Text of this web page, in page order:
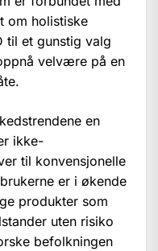
om holistiske
til et gunstig valg
velvære på en
en
ikke-
til konvensjonelle
er i økende
produkter som
uten risiko
befolkningen